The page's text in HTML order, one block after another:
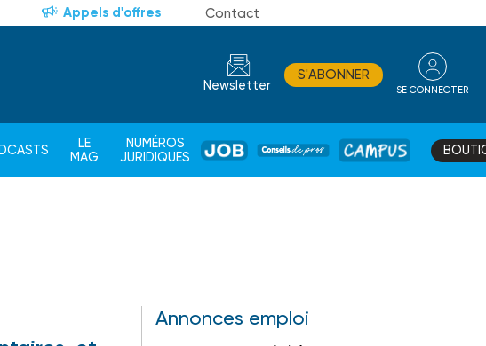
Appels d'offres Contact
Newsletter
S'ABONNER
SE CONNECTER
LE
MAG
NUMÉROS
JURIDIQUES
JOB
DE
CAMPUS
Annonces emploi